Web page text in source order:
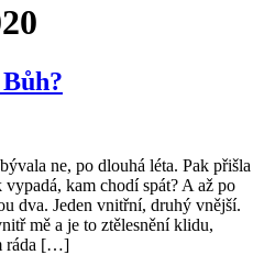
ne, po dlouhá léta. Pak přišla
kam chodí spát? A až po
dva. Jeden vnitřní, druhý vnější.
mě a je to ztělesnění klidu,
ráda […]